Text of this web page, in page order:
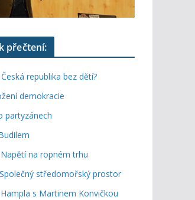
přečtení:
republika bez dětí?
demokracie
partyzánech
na ropném trhu
středomořský prostor
s Martinem Konvičkou